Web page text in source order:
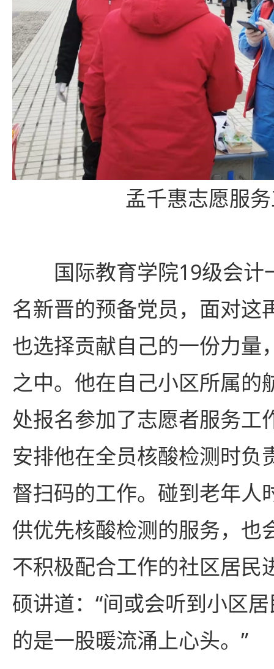
孟千惠志愿服
国际教育学院19级会
名新晋的预备党员，面对这
也选择贡献自己的一份力量
之中。他在自己小区所属的
处报名参加了志愿者服务工
安排他在全员核酸检测时负
督扫码的工作。碰到老年人
供优先核酸检测的服务，也
不积极配合工作的社区居民
硕讲道：“间或会听到小区
的是一股暖流涌上心头。”